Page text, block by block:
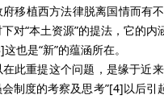
移植西方法律脱离国情而有
对“本土资源”的提法，它的内
也是“新”的蕴涵所在。
重提这个问题，是缘于近来
制度的考察及思考”[4]以后引